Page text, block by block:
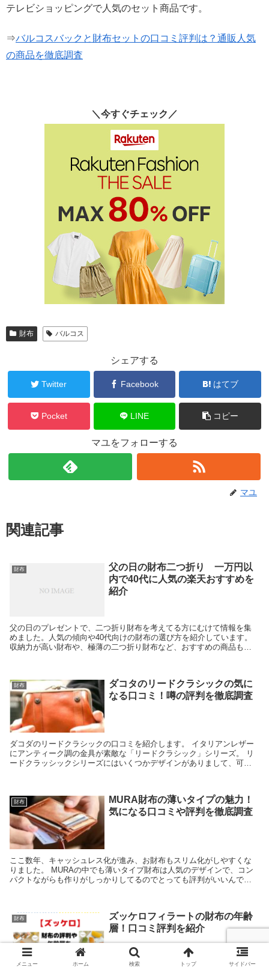
テレビショッピングで人気のセット商品です。
⇒バルコスバックと財布セットの口コミ評判は？通販人気
の商品を徹底調査
＼今すぐチェック／
財布 バルコス
シェアする
Twitter Facebook はてブ
Pocket LINE コピー
マユをフォローする
マユ
関連記事
財布
父の日の財布二つ折り 一万円以
内で40代に人気の楽天おすすめを
紹介
父の日のプレゼントで、二つ折り財布を考えてる方にむけて情報を集
めました。人気の傾向や40代向けの財布の選び方を紹介しています。
収納力が高い財布や、極薄の二つ折り財布など、おすすめの商品もあ
財布
ダコタのリードクラシックの気に
なる口コミ！噂の評判を徹底調査
ダコダのリードクラシックの口コミを紹介します。 イタリアンレザー
にアンティーク調の金具が素敵な「リードクラシック」シリーズ。 リ
ードクラッシックシリーズにはいくつかデザインがありまして、可愛
財布
MURA財布の薄いタイプの魅力！
気になる口コミや評判を徹底調査
ここ数年、キャッシュレス化が進み、お財布もスリム化がしやすくな
りました。 MURAの中でも薄いタイプ財布は人気のデザインで、コン
パクトながらも作りがしっかりしてるのでとっても評判がいいんです
財布
ズッケロフィラートの財布の年齢
層！口コミ評判を紹介
メニュー ホーム 検索 トップ サイドバー